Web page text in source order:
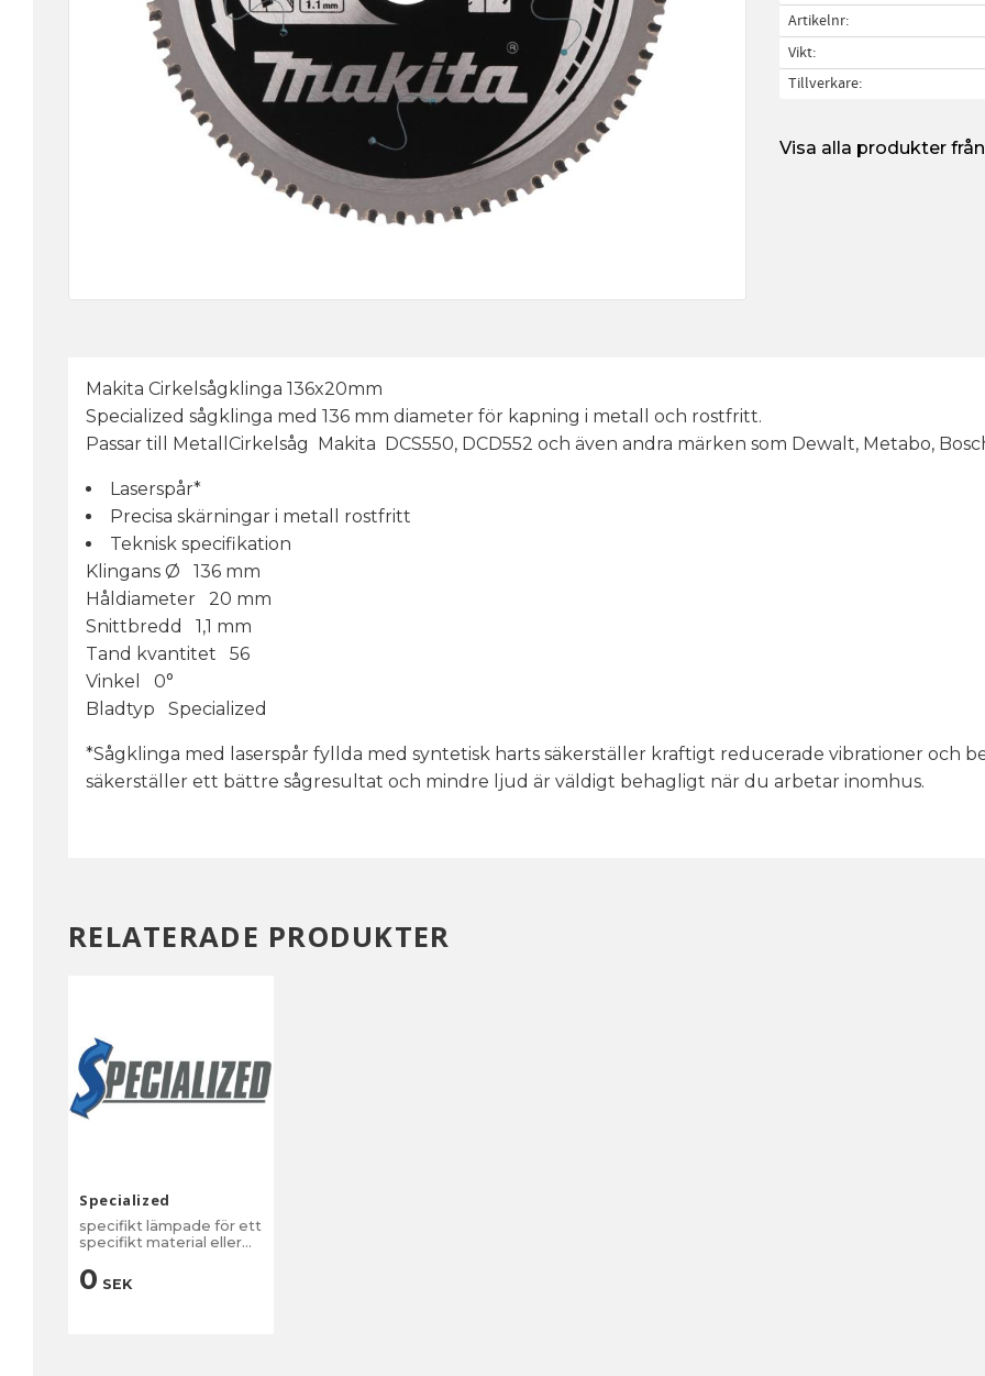
Artikelnr
Vikt
Tillverkare
Visa alla produkter
Makita Cirkelsågklinga 136x20mm
Specialized sågklinga med 136 mm diameter för kapning i metall och rostfritt.
Passar till MetallCirkelsåg Makita DCS550, DCD552 och även andra märken som Dewalt, Metabo,
Laserspår*
Precisa skärningar i metall rostfritt
Teknisk specifikation
Klingans Ø 136 mm
Håldiameter 20 mm
Snittbredd 1,1 mm
Tand kvantitet 56
Vinkel 0°
Bladtyp Specialized
*Sågklinga med laserspår fyllda med syntetisk harts säkerställer kraftigt reducerade vibrationer och
säkerställer ett bättre sågresultat och mindre ljud är väldigt behagligt när du arbetar inomhus.
RELATERADE PRODUKTER
Specialized
specifikt lämpade för ett
specifikt material eller
0 SEK